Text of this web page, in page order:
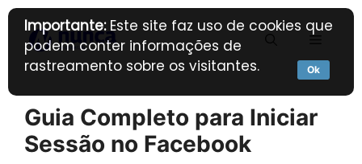
Pular
para
conteúdo
Guia Completo para Iniciar
Sessão no Facebook
Importante:Este site faz uso de cookies que
podem conter informações de
rastreamento sobre os visitantes.
Ok